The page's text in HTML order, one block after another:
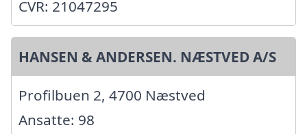
CVR: 21047295
HANSEN & ANDERSEN. NÆSTVED A/S
Profilbuen 2, 4700 Næstved
Ansatte: 98